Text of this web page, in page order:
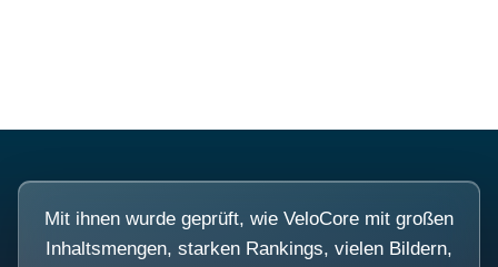
Mit ihnen wurde geprüft, wie VeloCore mit großen
Inhaltsmengen, starken Rankings, vielen Bildern,